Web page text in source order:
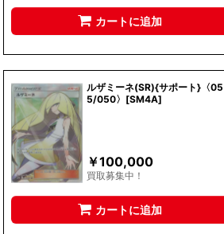
カートに追加
ルザミーネ(SR){サポート}〈05
5/050〉[SM4A]
￥100,000
買取募集中！
カートに追加